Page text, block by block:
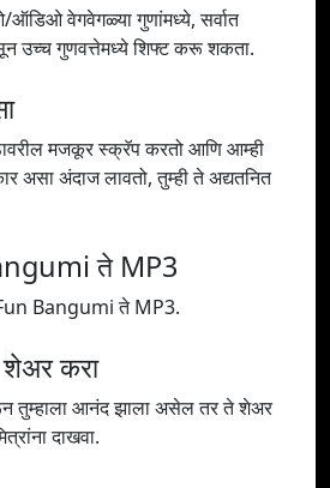
ऑडिओ वेगवेगळ्या गुणांमध्ये, सर्वात
उच्च गुणवत्तेमध्ये शिफ्ट करू शकता.
मजकूर स्क्रॅप करतो आणि आम्ही
असा अंदाज लावतो, तुम्ही ते अद्यतनित
ते MP3
Bangumi ते MP3.
करा
तुम्हाला आनंद झाला असेल तर ते शेअर
दाखवा.